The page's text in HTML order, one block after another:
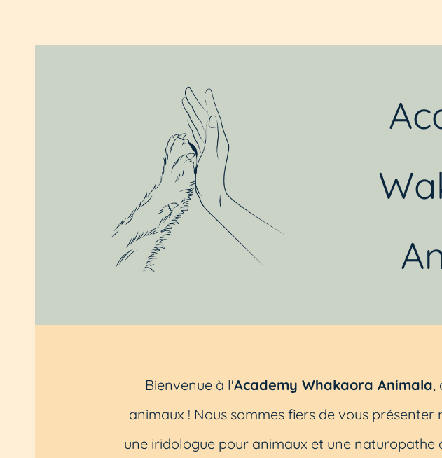
Bienvenue à l'Academy Whakaora Animala,
animaux ! Nous sommes fiers de vous
une iridologue pour animaux et une naturopathe